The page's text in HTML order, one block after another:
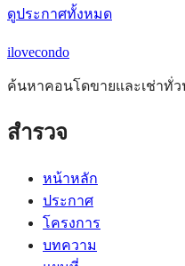
ดูประกาศทั้งหมด
ilovecondo
ค้นหาคอนโดขายและเช่าทั่
สำรวจ
หน้าหลัก
ประกาศ
โครงการ
บทความ